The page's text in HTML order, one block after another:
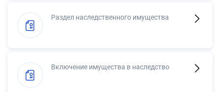
Раздел наследственного имущества
Включение имущества в наследство